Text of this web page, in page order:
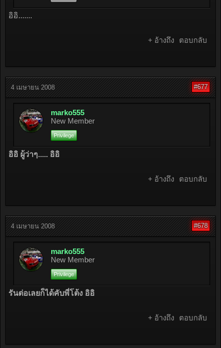
อิอิ.......
+ อ้างถึง ตอบกลับ
4 เมษายน 2008 #677
marko555
New Member
Privilege
อิอิ ผู้ว่าๆ..... อิอิ
+ อ้างถึง ตอบกลับ
4 เมษายน 2008 #678
marko555
New Member
Privilege
รันต่อเลยก็ได้คับพี่โต้ง อิอิ
+ อ้างถึง ตอบกลับ